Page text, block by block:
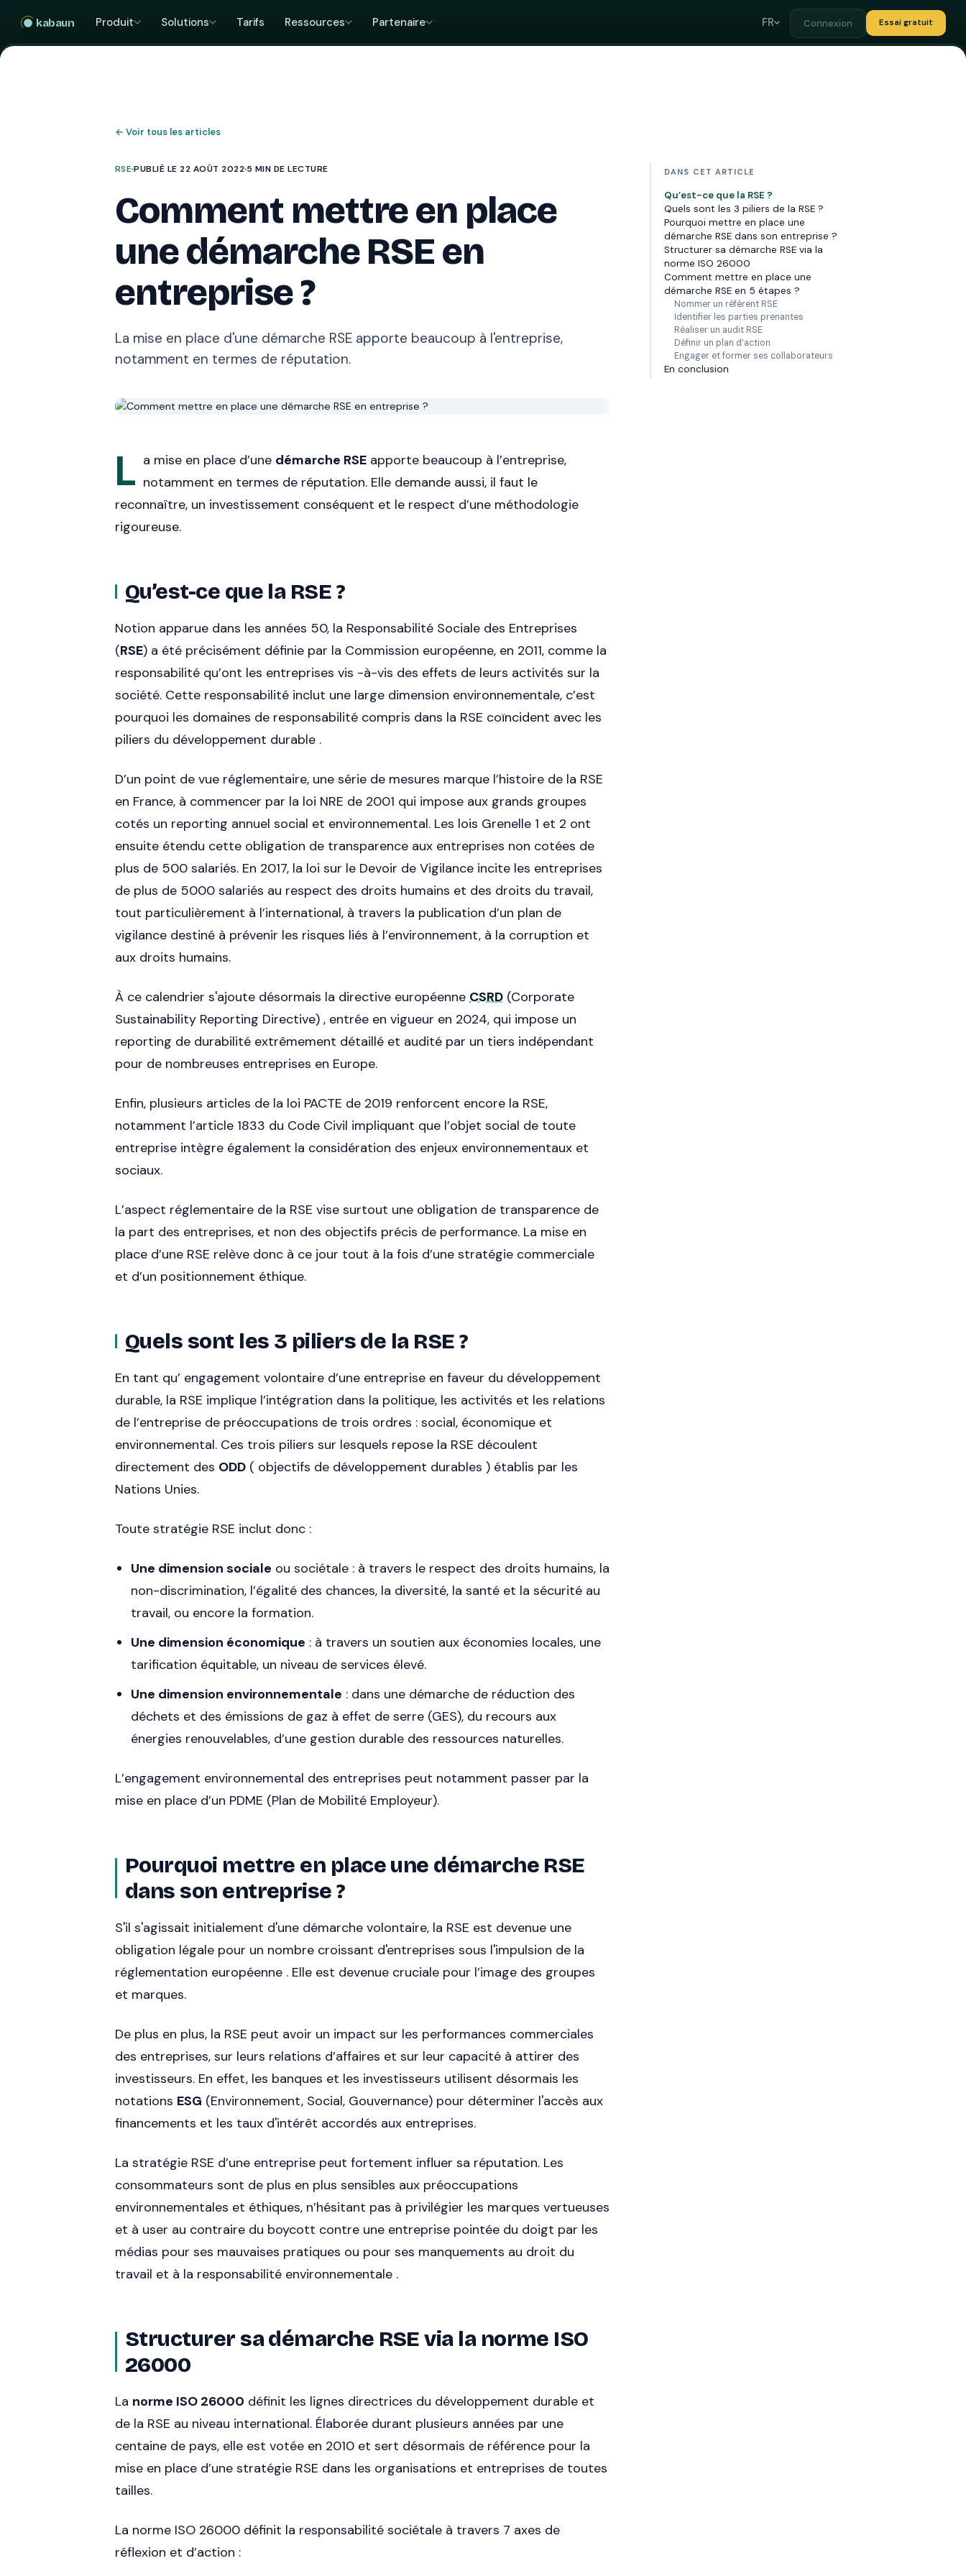
kabaun FR Connexion Essai gratuit
Produit Solutions Tarifs Ressources Partenaire
← Voir tous les articles
RSEPUBLIÉ LE 22 AOÛT 2022 5 MIN DE LECTURE
Comment mettre en place
une démarche RSE en
entreprise ?
La mise en place d'une démarche RSE apporte beaucoup à l'entreprise,
notamment en termes de réputation.
L a mise en place d’une démarche RSE apporte beaucoup à l’entreprise,
notamment en termes de réputation. Elle demande aussi, il faut le
reconnaître, un investissement conséquent et le respect d’une méthodologie
rigoureuse.
Qu’est-ce que la RSE ?
Notion apparue dans les années 50, la Responsabilité Sociale des Entreprises
(RSE) a été précisément définie par la Commission européenne, en 2011, comme la
responsabilité qu’ont les entreprises vis -à-vis des effets de leurs activités sur la
société. Cette responsabilité inclut une large dimension environnementale, c’est
pourquoi les domaines de responsabilité compris dans la RSE coïncident avec les
piliers du développement durable .
D’un point de vue réglementaire, une série de mesures marque l’histoire de la RSE
en France, à commencer par la loi NRE de 2001 qui impose aux grands groupes
cotés un reporting annuel social et environnemental. Les lois Grenelle 1 et 2 ont
ensuite étendu cette obligation de transparence aux entreprises non cotées de
plus de 500 salariés. En 2017, la loi sur le Devoir de Vigilance incite les entreprises
de plus de 5000 salariés au respect des droits humains et des droits du travail,
tout particulièrement à l’international, à travers la publication d’un plan de
vigilance destiné à prévenir les risques liés à l’environnement, à la corruption et
aux droits humains.
À ce calendrier s'ajoute désormais la directive européenne CSRD (Corporate
Sustainability Reporting Directive) , entrée en vigueur en 2024, qui impose un
reporting de durabilité extrêmement détaillé et audité par un tiers indépendant
pour de nombreuses entreprises en Europe.
Enfin, plusieurs articles de la loi PACTE de 2019 renforcent encore la RSE,
notamment l’article 1833 du Code Civil impliquant que l’objet social de toute
entreprise intègre également la considération des enjeux environnementaux et
sociaux.
L’aspect réglementaire de la RSE vise surtout une obligation de transparence de
la part des entreprises, et non des objectifs précis de performance. La mise en
place d’une RSE relève donc à ce jour tout à la fois d’une stratégie commerciale
et d’un positionnement éthique.
Quels sont les 3 piliers de la RSE ?
En tant qu’ engagement volontaire d’une entreprise en faveur du développement
durable, la RSE implique l’intégration dans la politique, les activités et les relations
de l’entreprise de préoccupations de trois ordres : social, économique et
environnemental. Ces trois piliers sur lesquels repose la RSE découlent
directement des ODD ( objectifs de développement durables ) établis par les
Nations Unies.
Toute stratégie RSE inclut donc :
Une dimension sociale ou sociétale : à travers le respect des droits humains, la
non-discrimination, l’égalité des chances, la diversité, la santé et la sécurité au
travail, ou encore la formation.
Une dimension économique : à travers un soutien aux économies locales, une
tarification équitable, un niveau de services élevé.
Une dimension environnementale : dans une démarche de réduction des
déchets et des émissions de gaz à effet de serre (GES), du recours aux
énergies renouvelables, d’une gestion durable des ressources naturelles.
L’engagement environnemental des entreprises peut notamment passer par la
mise en place d’un PDME (Plan de Mobilité Employeur).
Pourquoi mettre en place une démarche RSE
dans son entreprise ?
S'il s'agissait initialement d'une démarche volontaire, la RSE est devenue une
obligation légale pour un nombre croissant d'entreprises sous l'impulsion de la
réglementation européenne . Elle est devenue cruciale pour l’image des groupes
et marques.
De plus en plus, la RSE peut avoir un impact sur les performances commerciales
des entreprises, sur leurs relations d’affaires et sur leur capacité à attirer des
investisseurs. En effet, les banques et les investisseurs utilisent désormais les
notations ESG (Environnement, Social, Gouvernance) pour déterminer l'accès aux
financements et les taux d'intérêt accordés aux entreprises.
La stratégie RSE d’une entreprise peut fortement influer sa réputation. Les
consommateurs sont de plus en plus sensibles aux préoccupations
environnementales et éthiques, n’hésitant pas à privilégier les marques vertueuses
et à user au contraire du boycott contre une entreprise pointée du doigt par les
médias pour ses mauvaises pratiques ou pour ses manquements au droit du
travail et à la responsabilité environnementale .
Structurer sa démarche RSE via la norme ISO
26000
La norme ISO 26000 définit les lignes directrices du développement durable et
de la RSE au niveau international. Élaborée durant plusieurs années par une
centaine de pays, elle est votée en 2010 et sert désormais de référence pour la
mise en place d’une stratégie RSE dans les organisations et entreprises de toutes
tailles.
La norme ISO 26000 définit la responsabilité sociétale à travers 7 axes de
réflexion et d’action :
DANS CET ARTICLE
Qu’est-ce que la RSE ?
Quels sont les 3 piliers de la RSE ?
Pourquoi mettre en place une
démarche RSE dans son entreprise ?
Structurer sa démarche RSE via la
norme ISO 26000
Comment mettre en place une
démarche RSE en 5 étapes ?
Nommer un référent RSE
Identifier les parties prenantes
Réaliser un audit RSE
Définir un plan d’action
Engager et former ses collaborateurs
En conclusion